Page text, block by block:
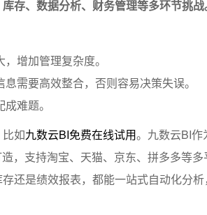
存、数据分析、财务管理等多环节挑战
增加管理复杂度。
需要高效整合，否则容易决策失误。
难题。
如九数云BI免费在线试用。九数云BI作
，支持淘宝、天猫、京东、拼多多等多
还是绩效报表，都能一站式自动化分